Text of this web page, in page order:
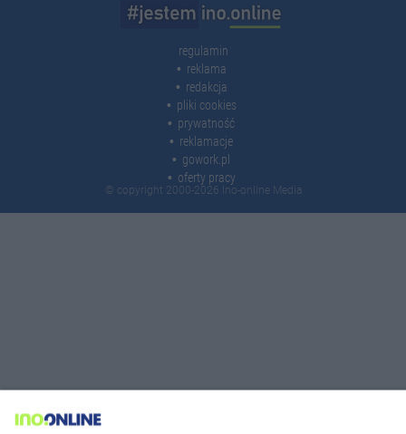
regulamin
reklama
redakcja
pliki cookies
prywatność
reklamacje
gowork.pl
oferty pracy
© copyright 2000-2026 Ino-online Media